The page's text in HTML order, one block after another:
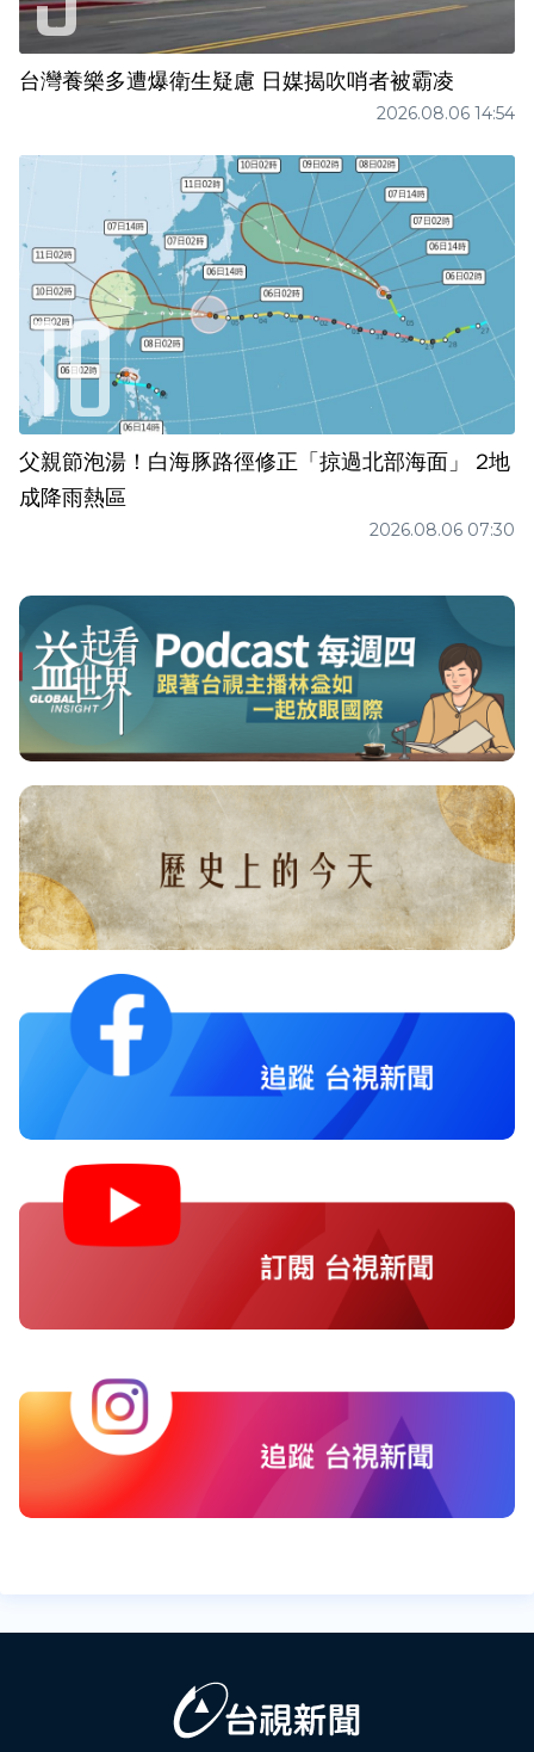
台灣養樂多遭爆衛生疑慮 日媒揭吹哨者被霸凌
2026.08.06 14:54
父親節泡湯！白海豚路徑修正「掠過北部海面」 2地
成降雨熱區
2026.08.06 07:30